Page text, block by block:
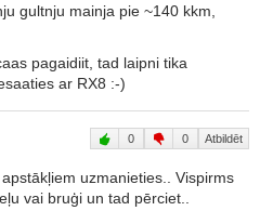
gultnju mainja pie ~140 kkm,
pagaidiit, tad laipni tika
ar RX8 :-)
0 0 Atbildēt
uzmanieties.. Vispirms
vai bruģi un tad pērciet..